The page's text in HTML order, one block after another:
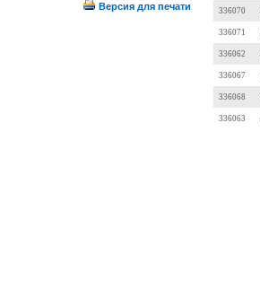
Версия для печати 336070
336071
336062
336067
336068
336063